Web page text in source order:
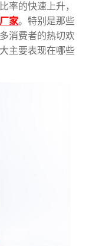
率的快速上升，
家。特别是那些
消费者的热切欢
主要表现在哪些